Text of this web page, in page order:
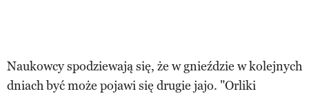
Naukowcy spodziewają się, że w gnieździe w kolejnych
dniach być może pojawi się drugie jajo. "Orliki